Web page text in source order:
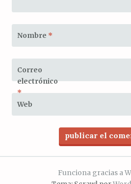
Nombre *
Correo
electrónico
*
Web
Funciona gracias a